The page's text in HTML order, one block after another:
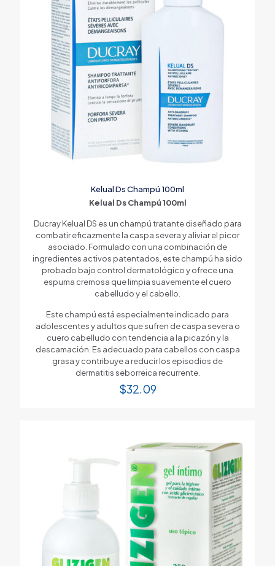
Kelual Ds Champú 100ml
Kelual Ds Champú 100ml
Ducray Kelual DS es un champú tratante diseñado para
combatir eficazmente la caspa severa y aliviar el picor
asociado. Formulado con una combinación de
ingredientes activos patentados, este champú ha sido
probado bajo control dermatológico y ofrece una
espuma cremosa que limpia suavemente el cuero
cabelludo y el cabello.
Este champú está especialmente indicado para
adolescentes y adultos que sufren de caspa severa o
cuero cabelludo con tendencia a la picazón y la
descamación. Es adecuado para cabellos con caspa
grasa y contribuye a reducir los episodios de
dermatitis seborreica recurrente.
$32.09